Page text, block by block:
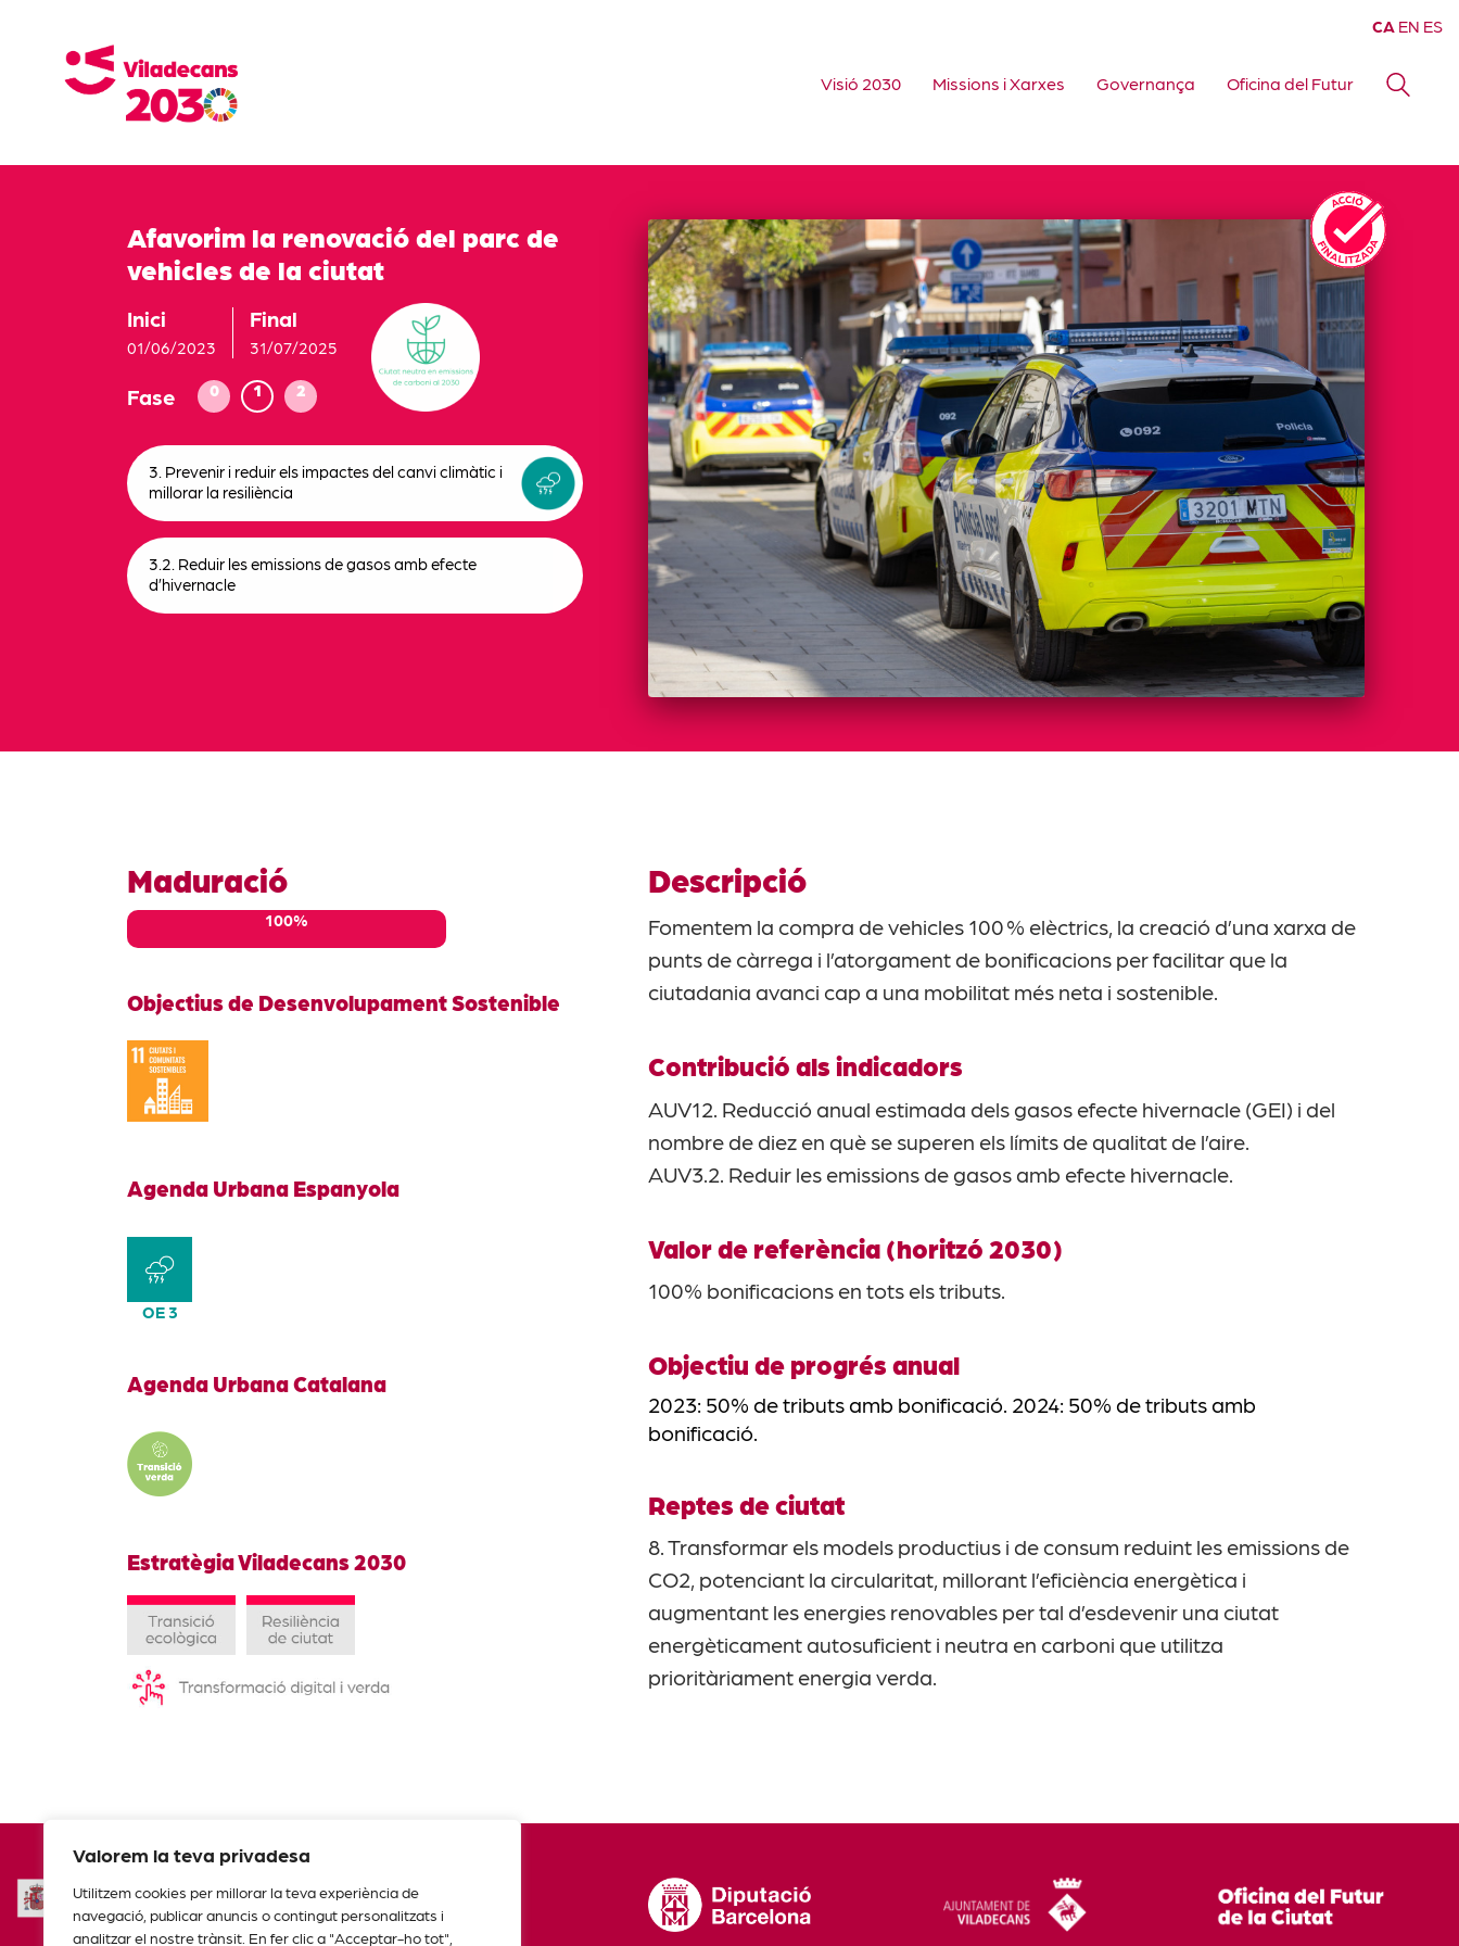
Valorem la teva privadesa
Utilitzem cookies per millorar la teva experiència de
navegació, publicar anuncis o contingut personalitzats i
analitzar el nostre trànsit. En fer clic a "Acceptar-ho tot",
Visió 2030 Missions i Xarxes Governança Oficina del Futur
Afavorim la renovació del parc de
vehicles de la ciutat
Inici
01/06/2023
Final
31/07/2025
Fase 0 1 2
3. Prevenir i reduir els impactes del canvi climàtic i
millorar la resiliència
3.2. Reduir les emissions de gasos amb efecte
d’hivernacle
Maduració
100%
Objectius de Desenvolupament Sostenible
Agenda Urbana Espanyola
OE 3
Agenda Urbana Catalana
Estratègia Viladecans 2030
Descripció
Fomentem la compra de vehicles 100 % elèctrics, la creació d’una xarxa de
punts de càrrega i l’atorgament de bonificacions per facilitar que la
ciutadania avanci cap a una mobilitat més neta i sostenible.
Contribució als indicadors
AUV12. Reducció anual estimada dels gasos efecte hivernacle (GEI) i del
nombre de diez en què se superen els límits de qualitat de l’aire.
AUV3.2. Reduir les emissions de gasos amb efecte hivernacle.
Valor de referència (horitzó 2030)
100% bonificacions en tots els tributs.
Objectiu de progrés anual
2023: 50% de tributs amb bonificació. 2024: 50% de tributs amb
bonificació.
Reptes de ciutat
8. Transformar els models productius i de consum reduint les emissions de
CO2, potenciant la circularitat, millorant l’eficiència energètica i
augmentant les energies renovables per tal d’esdevenir una ciutat
energèticament autosuficient i neutra en carboni que utilitza
prioritàriament energia verda.
CA EN ES